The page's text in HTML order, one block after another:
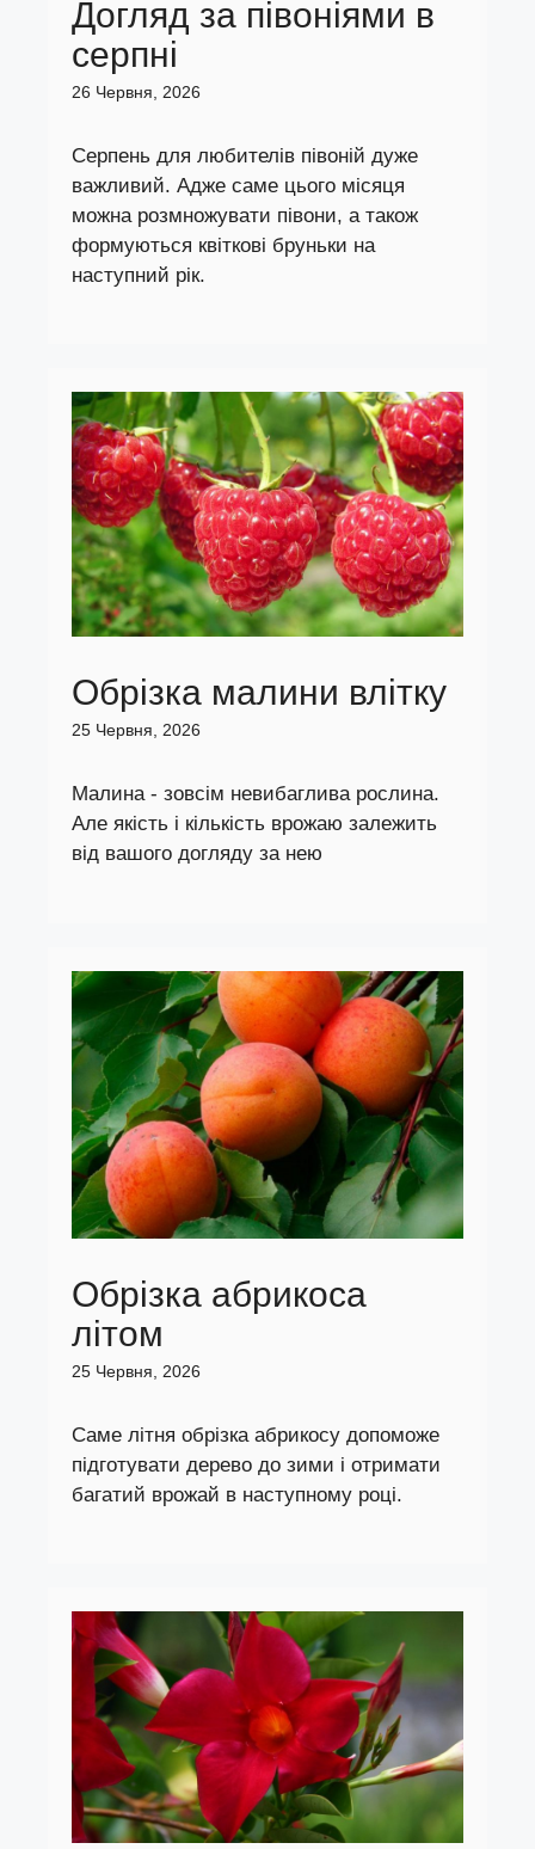
Догляд за півоніями в
серпні
26 Червня, 2026
Серпень для любителів півоній дуже
важливий. Адже саме цього місяця
можна розмножувати півони, а також
формуються квіткові бруньки на
наступний рік.
Обрізка малини влітку
25 Червня, 2026
Малина - зовсім невибаглива рослина.
Але якість і кількість врожаю залежить
від вашого догляду за нею
Обрізка абрикоса
літом
25 Червня, 2026
Саме літня обрізка абрикосу допоможе
підготувати дерево до зими і отримати
багатий врожай в наступному році.